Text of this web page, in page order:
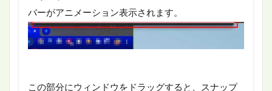
バーがアニメーション表示されます。
この部分にウィンドウをドラッグすると、スナップ